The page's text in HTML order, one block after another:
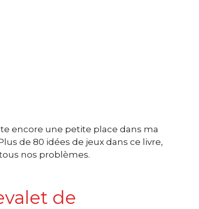
encore une petite place dans ma
de 80 idées de jeux dans ce livre,
nos problèmes.
de